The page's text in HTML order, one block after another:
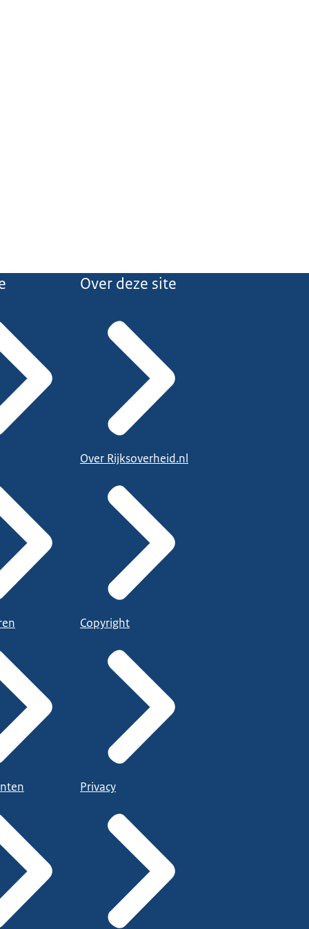
Over deze site
Over Rijksoverheid.nl
Copyright
Privacy